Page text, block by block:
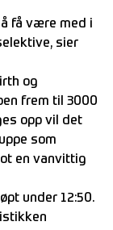
få være med i
sier
og
frem til 3000
opp vil det
som
en vanvittig
under 12:50.